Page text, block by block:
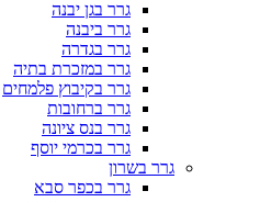
גרר בגן יבנה
גרר ביבנה
גרר בגדרה
גרר במזכרת בתיה
גרר בקיבוץ פלמחים
גרר ברחובות
גרר בנס ציונה
גרר בכרמי יוסף
גרר בשרון
גרר בכפר סבא